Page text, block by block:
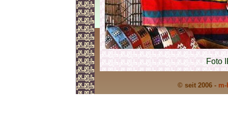
Foto
© seit 2006 -